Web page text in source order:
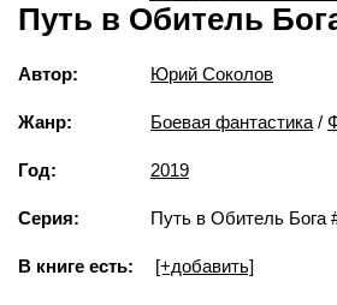
Путь в Обитель
Автор: Юрий Соколов
Жанр: Боевая фантастика /
Год: 2019
Серия: Путь в Обитель Бога
В книге есть: [+добавить]